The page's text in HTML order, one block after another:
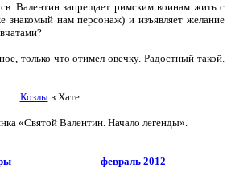
Валентин запрещает римским воинам жить с
знакомый нам персонаж) и изъявляет желание
только что отимел овечку. Радостный такой.
Козлыв Хате.
«Святой Валентин. Начало легенды».
февраль 2012